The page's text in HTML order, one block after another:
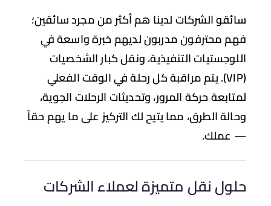
الشركات لدينا هم أكثر من مجرد سائقين؛
محترفون مدربون لديهم خبرة واسعة في
التنفيذية، ونقل كبار الشخصيات
(VIP). يتم مراقبة كل رحلة في الوقت الفعلي
حركة المرور، وتحديثات الرحلات الجوية،
الطرق، مما يتيح لك التركيز على ما يهم حقاً
نقل متميزة لعملاء الشركات